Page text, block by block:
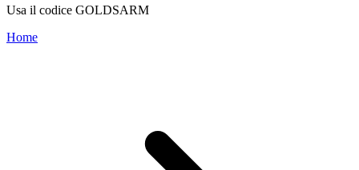
Usa il codice GOLDSARM
Home